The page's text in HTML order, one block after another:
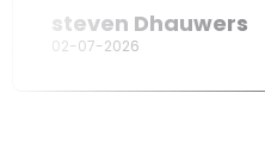
steven Dhauwers
02-07-2026